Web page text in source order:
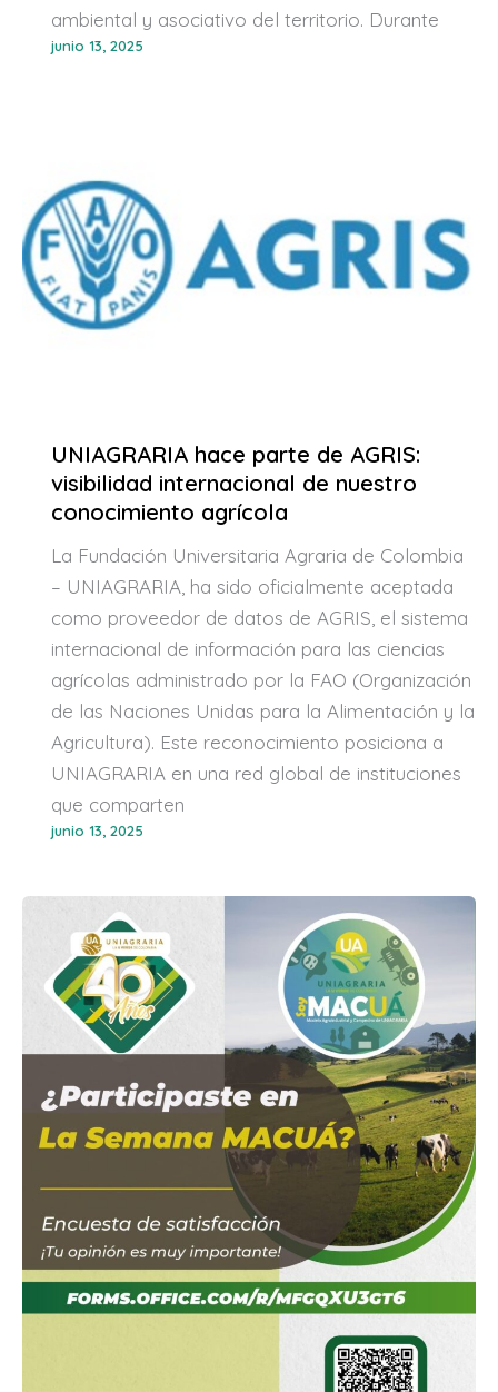
ambiental y asociativo del territorio. Durante
junio 13, 2025
UNIAGRARIA hace parte de AGRIS:
visibilidad internacional de nuestro
conocimiento agrícola
La Fundación Universitaria Agraria de Colombia
– UNIAGRARIA, ha sido oficialmente aceptada
como proveedor de datos de AGRIS, el sistema
internacional de información para las ciencias
agrícolas administrado por la FAO (Organización
de las Naciones Unidas para la Alimentación y la
Agricultura). Este reconocimiento posiciona a
UNIAGRARIA en una red global de instituciones
que comparten
junio 13, 2025